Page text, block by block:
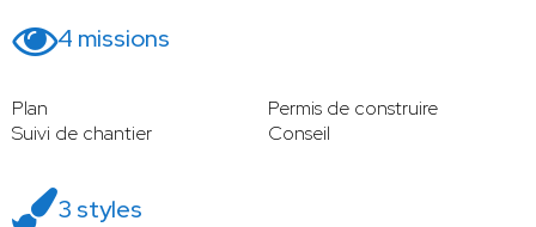
4 missions
Plan
Permis de construire
Suivi de chantier
Conseil
3 styles